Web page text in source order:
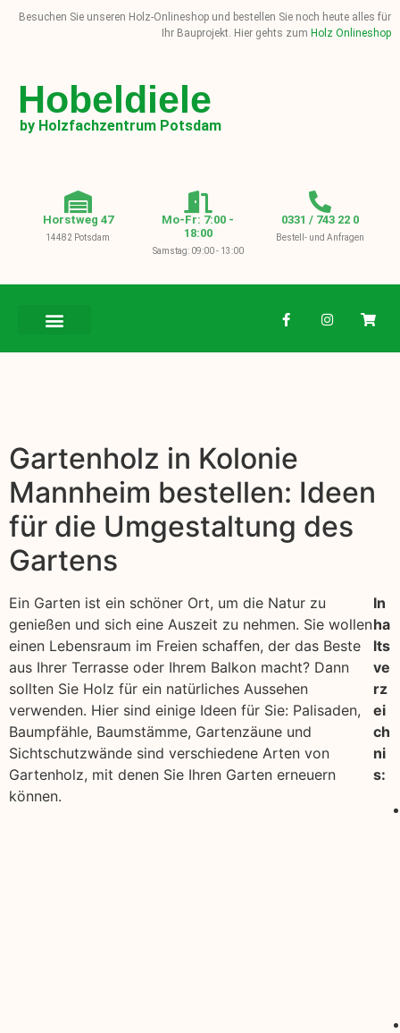
Besuchen Sie unseren Holz-Onlineshop und bestellen Sie noch heute alles für
Ihr Bauprojekt. Hier gehts zum Holz Onlineshop
Hobeldiele
by Holzfachzentrum Potsdam
Horstweg 47
14482 Potsdam
Mo-Fr: 7:00 -
18:00
Samstag: 09:00 - 13:00
0331 / 743 22 0
Bestell- und Anfragen
Gartenholz in Kolonie
Mannheim bestellen: Ideen
für die Umgestaltung des
Gartens
Ein Garten ist ein schöner Ort, um die Natur zu
genießen und sich eine Auszeit zu nehmen. Sie wollen
einen Lebensraum im Freien schaffen, der das Beste
aus Ihrer Terrasse oder Ihrem Balkon macht? Dann
sollten Sie Holz für ein natürliches Aussehen
verwenden. Hier sind einige Ideen für Sie: Palisaden,
Baumpfähle, Baumstämme, Gartenzäune und
Sichtschutzwände sind verschiedene Arten von
Gartenholz, mit denen Sie Ihren Garten erneuern
können.
In
ha
lts
ve
rz
ei
ch
ni
s: